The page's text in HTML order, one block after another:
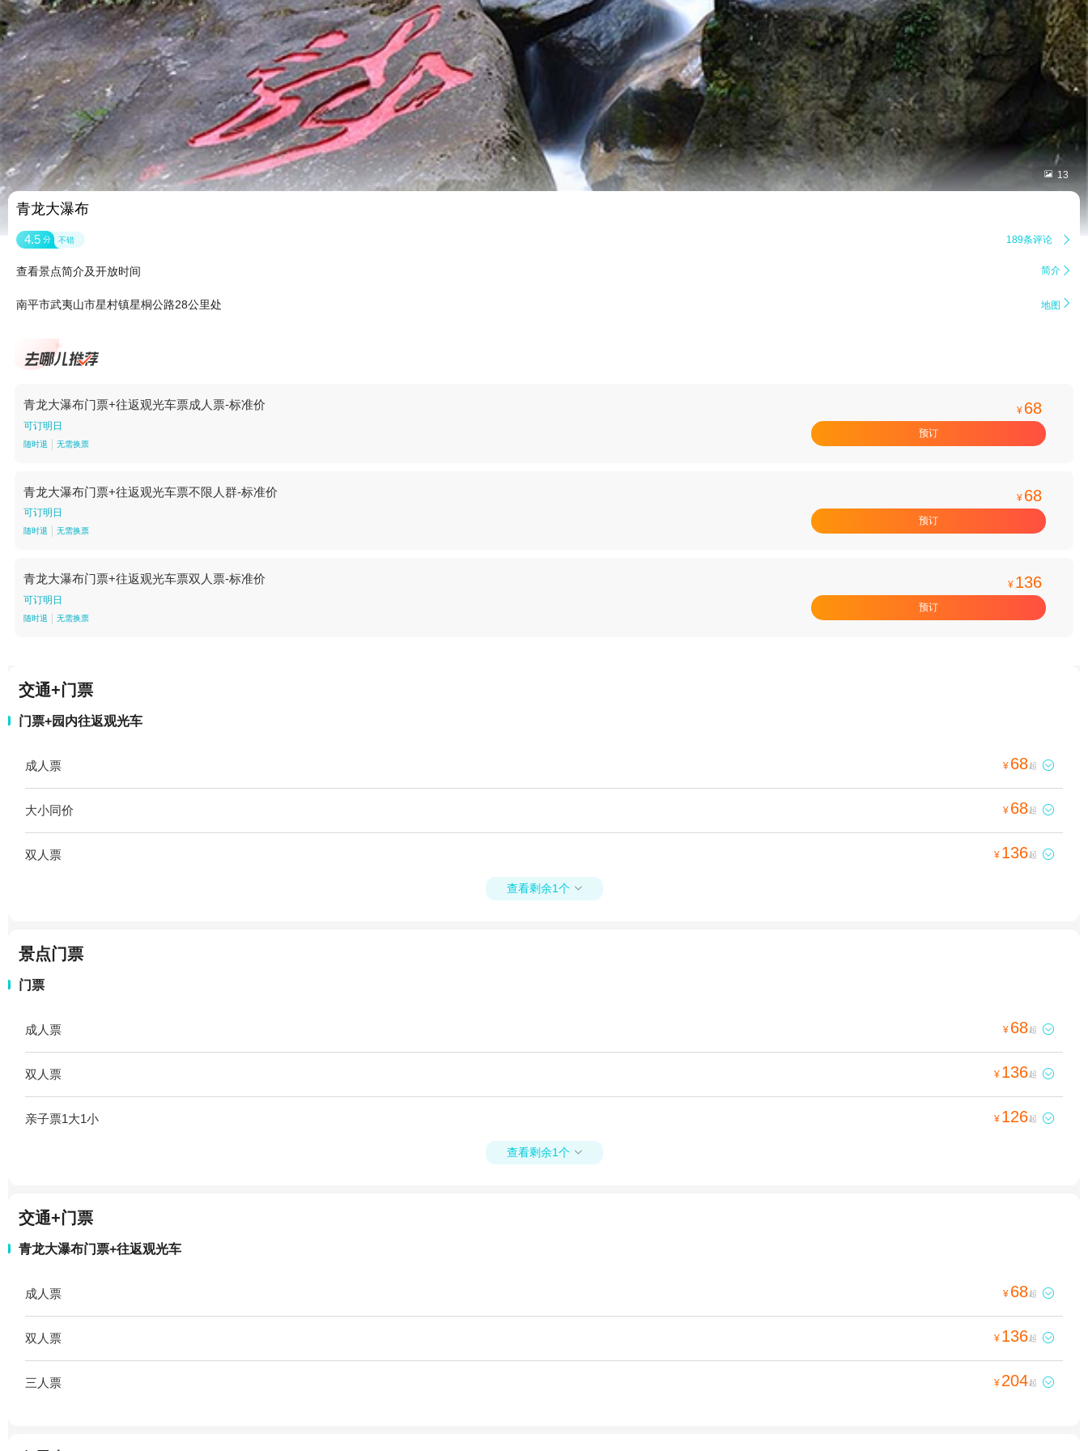
 13
青龙大瀑布
4.5 分 不错 189条评论 
查看景点简介及开放时间 简介 
南平市武夷山市星村镇星桐公路28公里处 地图 
青龙大瀑布门票+往返观光车票成人票-标准价
可订明日
随时退 无需换票
¥ 68
预订
青龙大瀑布门票+往返观光车票不限人群-标准价
可订明日
随时退 无需换票
¥ 68
预订
青龙大瀑布门票+往返观光车票双人票-标准价
可订明日
随时退 无需换票
¥ 136
预订
交通+门票
门票+园内往返观光车
成人票 ¥ 68起 
大小同价 ¥ 68起 
双人票 ¥ 136起 
查看剩余1个 
景点门票
门票
成人票 ¥ 68起 
双人票 ¥ 136起 
亲子票1大1小 ¥ 126起 
查看剩余1个 
交通+门票
青龙大瀑布门票+往返观光车
成人票 ¥ 68起 
双人票 ¥ 136起 
三人票 ¥ 204起 